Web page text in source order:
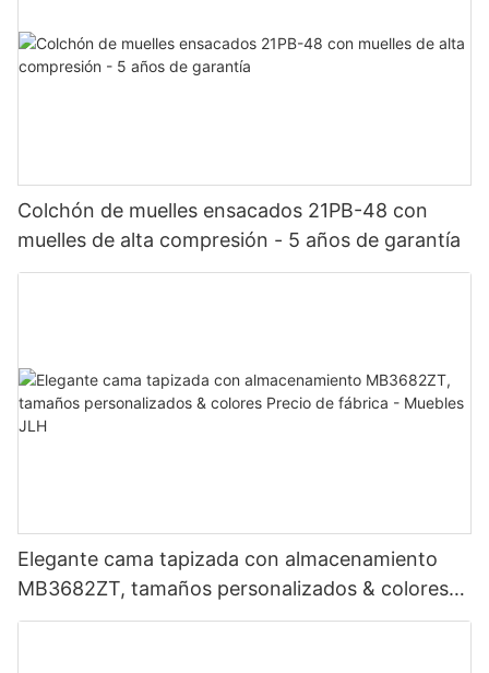
Colchón de muelles ensacados 21PB-48 con
muelles de alta compresión - 5 años de garantía
Elegante cama tapizada con almacenamiento
MB3682ZT, tamaños personalizados & colores
Precio de fábrica - Muebles JLH